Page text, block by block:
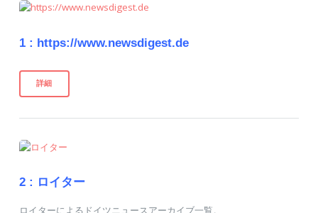
1 : https://www.newsdigest.de
詳細
2 : ロイター
ロイターによるドイツニュースアーカイブ一覧。